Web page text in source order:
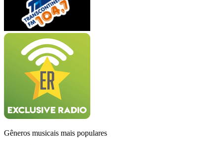
Gêneros musicais mais populares